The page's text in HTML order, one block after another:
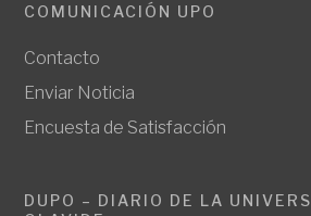
COMUNICACIÓN UPO
Contacto
Enviar Noticia
Encuesta de Satisfacción
DUPO – DIARIO DE LA